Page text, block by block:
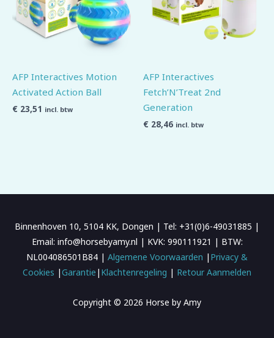
AFP Interactives Motion
Activated Action Ball
€ 23,51 incl. btw
AFP Interactives
Fetch’N’Treat 2nd
Generation
€ 28,46 incl. btw
Binnenhoven 10, 5104 KK, Dongen | Tel: +31(0)6-49031885 |
Email: info@horsebyamy.nl | KVK: 990111921 | BTW:
NL004086501B84 | Algemene Voorwaarden | Privacy &
Cookies |Garantie | Klachtenregeling | Retour Aanmelden
Copyright © 2026 Horse by Amy